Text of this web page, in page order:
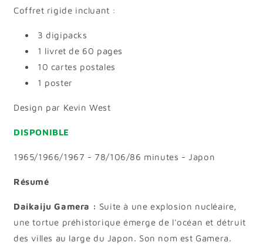
Coffret rigide incluant :
3 digipacks
1 livret de 60 pages
10 cartes postales
1 poster
Design par Kevin West
DISPONIBLE
1965/1966/1967 - 78/106/86 minutes - Japon
Résumé
Daikaiju Gamera : Suite à une explosion nucléaire,
une tortue préhistorique émerge de l'océan et détruit
des villes au large du Japon. Son nom est Gamera.